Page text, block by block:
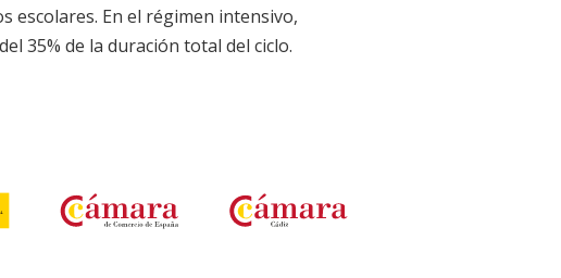
escolares. En el régimen intensivo,
35% de la duración total del ciclo.